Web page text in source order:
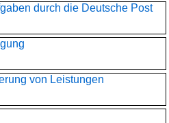
durch die Deutsche Post
von Leistungen